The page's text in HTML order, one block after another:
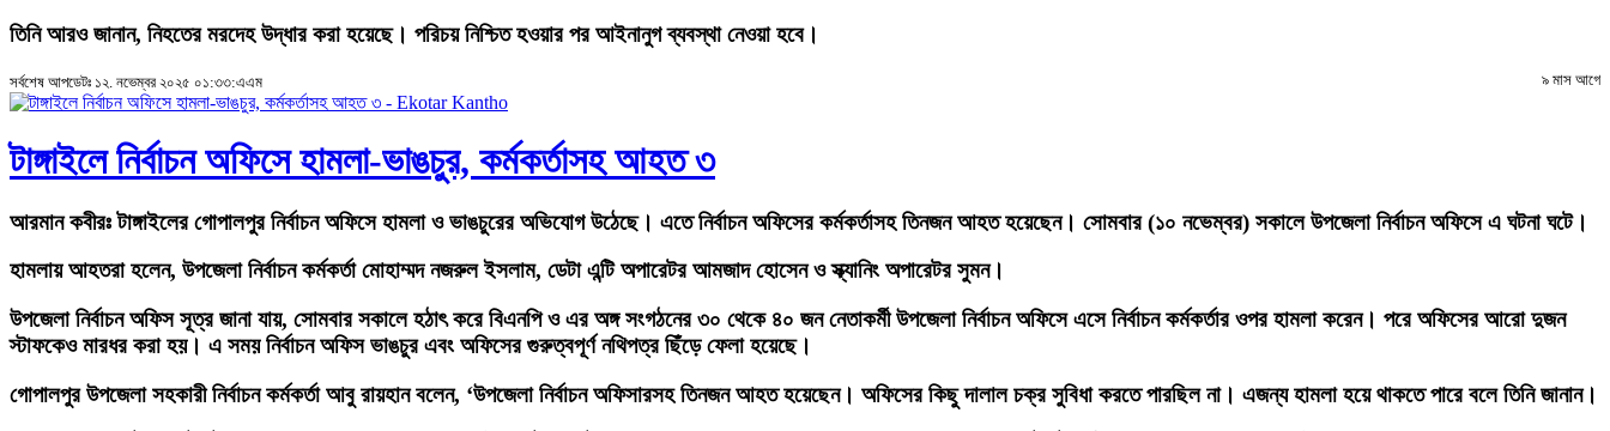
তিনি আরও জানান, নিহতের মরদেহ উদ্ধার করা হয়েছে। পরিচয় নিশ্চিত হওয়ার পর আইনানুগ ব্যবস্থা নেওয়া হবে।
সর্বশেষ আপডেটঃ ১২. নভেম্বর ২০২৫ ০১:৩৩:এএম ৯ মাস আগে
টাঙ্গাইলে নির্বাচন অফিসে হামলা-ভাঙচুর, কর্মকর্তাসহ আহত ৩
আরমান কবীরঃটাঙ্গাইলের গোপালপুর নির্বাচন অফিসে হামলা ও ভাঙচুরের অভিযোগ উঠেছে। এতে নির্বাচন অফিসের কর্মকর্তাসহ তিনজন আহত হয়েছেন। সোমবার (১০ নভেম্বর) সকালে উপজেলা নির্বাচন অফিসে এ ঘটনা ঘটে।
হামলায় আহতরা হলেন, উপজেলা নির্বাচন কর্মকর্তা মোহাম্মদ নজরুল ইসলাম, ডেটা এন্টি অপারেটর আমজাদ হোসেন ও স্ক্যানিং অপারেটর সুমন।
উপজেলা নির্বাচন অফিস সূত্র জানা যায়, সোমবার সকালে হঠাৎ করে বিএনপি ও এর অঙ্গ সংগঠনের ৩০ থেকে ৪০ জন নেতাকর্মী উপজেলা নির্বাচন অফিসে এসে নির্বাচন কর্মকর্তার ওপর হামলা করেন। পরে অফিসের আরো দুজন
স্টাফকেও মারধর করা হয়। এ সময় নির্বাচন অফিস ভাঙচুর এবং অফিসের গুরুত্বপূর্ণ নথিপত্র ছিঁড়ে ফেলা হয়েছে।
গোপালপুর উপজেলা সহকারী নির্বাচন কর্মকর্তা আবু রায়হান বলেন, ‘উপজেলা নির্বাচন অফিসারসহ তিনজন আহত হয়েছেন। অফিসের কিছু দালাল চক্র সুবিধা করতে পারছিল না। এজন্য হামলা হয়ে থাকতে পারে বলে তিনি জানান।